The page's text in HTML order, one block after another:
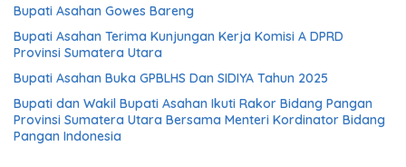
Bupati Asahan Gowes Bareng
Bupati Asahan Terima Kunjungan Kerja Komisi A DPRD
Provinsi Sumatera Utara
Bupati Asahan Buka GPBLHS Dan SIDIYA Tahun 2025
Bupati dan Wakil Bupati Asahan Ikuti Rakor Bidang Pangan
Provinsi Sumatera Utara Bersama Menteri Kordinator Bidang
Pangan Indonesia